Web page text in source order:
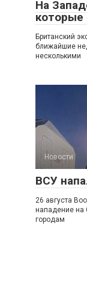
На
которые
Британский
ближайшие
несколькими
Новости
ВСУ
26 августа
нападение на
городам